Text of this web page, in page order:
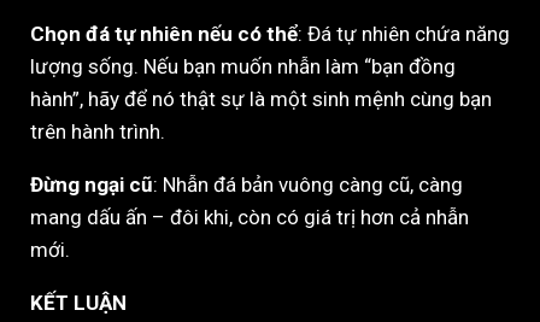
Chọn đá tự nhiên nếu có thể: Đá tự nhiên chứa năng
lượng sống. Nếu bạn muốn nhẫn làm “bạn đồng
hành”, hãy để nó thật sự là một sinh mệnh cùng bạn
trên hành trình.
Đừng ngại cũ: Nhẫn đá bản vuông càng cũ, càng
mang dấu ấn – đôi khi, còn có giá trị hơn cả nhẫn
mới.
KẾT LUẬN